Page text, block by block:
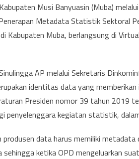
Musi Banyuasin (Muba)
Metadata Statistik Sektoral
Kabupaten Muba, berlangsung di
AP melalui Sekretaris
identitas data yang
Presiden nomor 39 tahun 2019
penyelenggara kegiatan statistik,
data harus memiliki
ketika OPD mengeluarkan